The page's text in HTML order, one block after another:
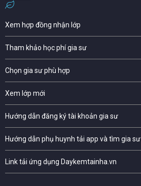
Xem hợp đồng nhận lớp
Tham khảo học phí gia sư
Chọn gia sư phù hợp
Xem lớp mới
Hướng dẫn đăng ký tài khoản gia sư
Hướng dẫn phụ huynh tải app và tìm gia sư
Link tải ứng dụng Daykemtainha.vn